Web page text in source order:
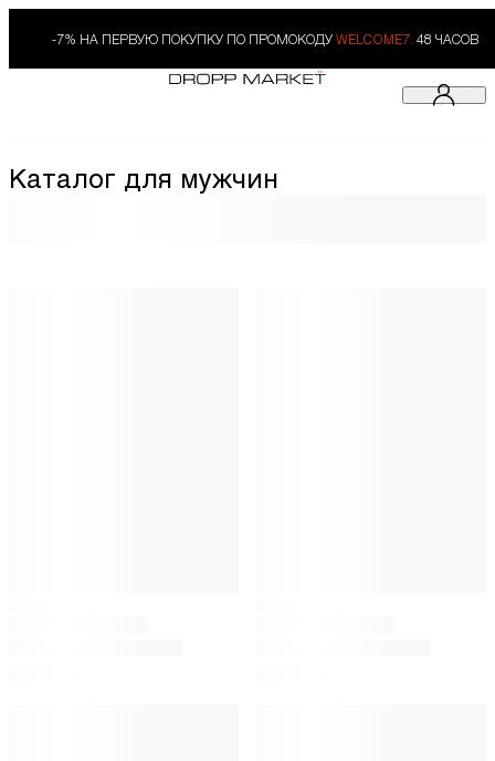
-7% НА ПЕРВУЮ ПОКУПКУ ПО ПРОМОКОДУ WELCOME7. 48 ЧАСОВ
Каталог для мужчин